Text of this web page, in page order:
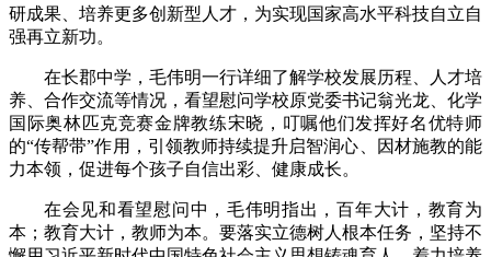
研成果、培养更多创新型人才，为实现国家高水平科技自立自
强再立新功。
在长郡中学，毛伟明一行详细了解学校发展历程、人才培
养、合作交流等情况，看望慰问学校原党委书记翁光龙、化学
国际奥林匹克竞赛金牌教练宋晓，叮嘱他们发挥好名优特师
的“传帮带”作用，引领教师持续提升启智润心、因材施教的能
力本领，促进每个孩子自信出彩、健康成长。
在会见和看望慰问中，毛伟明指出，百年大计，教育为
本；教育大计，教师为本。要落实立德树人根本任务，坚持不